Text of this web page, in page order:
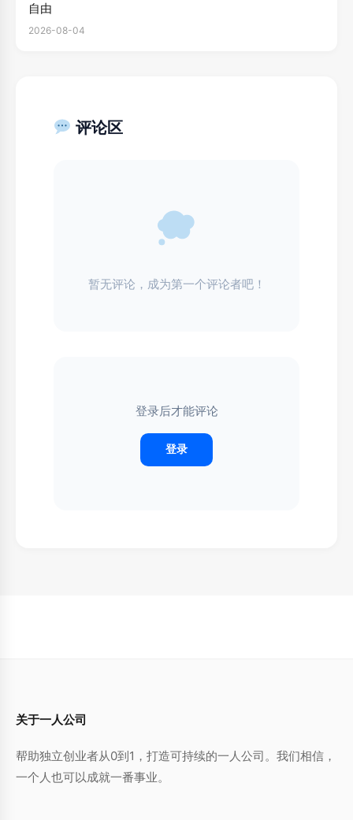
自由
2026-08-04
评论区
暂无评论，成为第一个评论者吧！
登录后才能评论
登录
关于一人公司
帮助独立创业者从0到1，打造可持续的一人公司。我们相信，
一个人也可以成就一番事业。